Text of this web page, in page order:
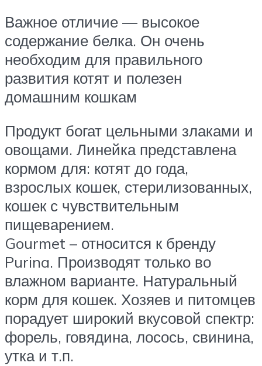
Важное отличие — высокое
содержание белка. Он очень
необходим для правильного
развития котят и полезен
домашним кошкам
Продукт богат цельными злаками и
овощами. Линейка представлена
кормом для: котят до года,
взрослых кошек, стерилизованных,
кошек с чувствительным
пищеварением.
Gourmet – относится к бренду
Purina. Производят только во
влажном варианте. Натуральный
корм для кошек. Хозяев и питомцев
порадует широкий вкусовой спектр:
форель, говядина, лосось, свинина,
утка и т.п.